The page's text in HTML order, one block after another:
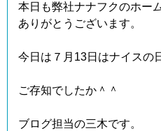
本日も弊社ナナフクのホー
ありがとうございます。
今日は７月13日はナイスの
ご存知でしたか＾＾
ブログ担当の三木です。